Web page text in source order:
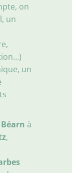
on
un
un
Béarn à
,